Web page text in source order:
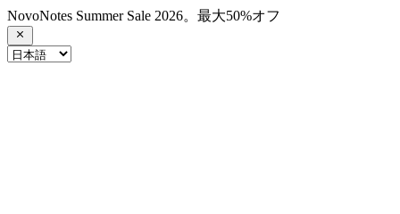
NovoNotes Summer Sale 2026。最大50%オフ